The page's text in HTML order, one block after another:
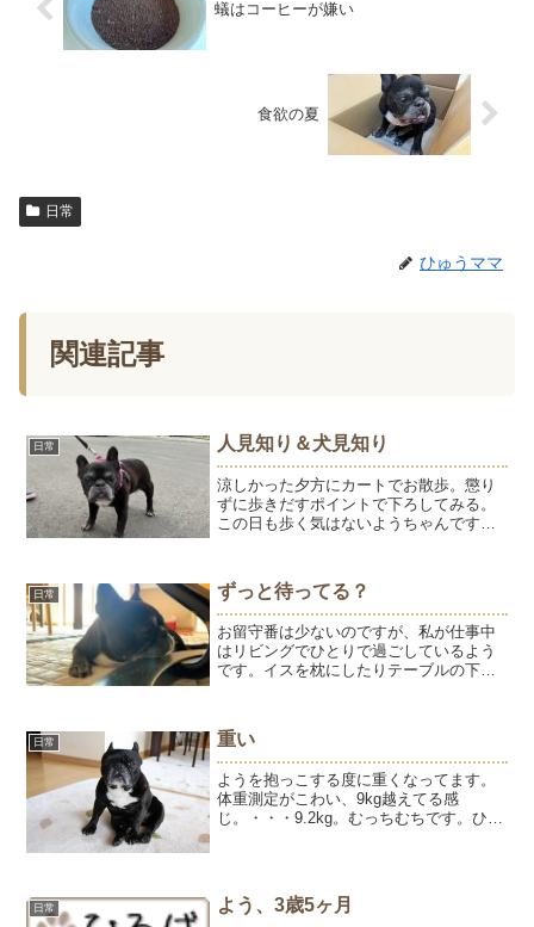
蟻はコーヒーが嫌い
食欲の夏
日常
ひゅうママ
関連記事
日常 人見知り＆犬見知り
涼しかった夕方にカートでお散歩。懲り
ずに歩きだすポイントで下ろしてみる。
この日も歩く気はないようちゃんです。
散歩で会うのは久しぶり。ようちゃん♪っ
て声をかけてもらっても...
日常 ずっと待ってる？
お留守番は少ないのですが、私が仕事中
はリビングでひとりで過ごしているよう
です。イスを枕にしたりテーブルの下で
と、こんな感じで待ってます。戻ってく
る気配を感じて待っているの...
日常 重い
ようを抱っこする度に重くなってます。
体重測定がこわい、9kg越えてる感
じ。・・・9.2kg。むっちむちです。ひゅ
めにして、自...
日常 よう、3歳5ヶ月